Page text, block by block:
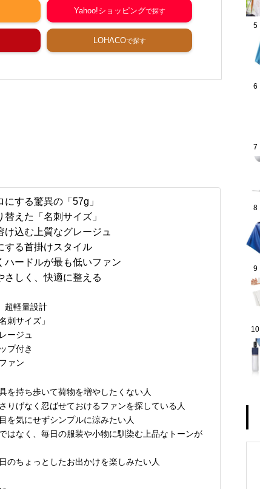
Yahoo!ショッピング
LOHACO
する驚異の「57g」
えた「名刺サイズ」
込む上質なグレージュ
する首掛けスタイル
ハードルが最も低いファン
さしく、快適に整える
超軽量設計
刺サイズ」
ージュ
プ付き
ァン
を持ち歩いて荷物を増やしたくない人
りげなく忍ばせておけるファンを探している人
を気にせずシンプルに涼みたい人
はなく、毎日の服装や小物に馴染む上品なトーンが
のちょっとしたお出かけを楽しみたい人
5
6
7
8
9
10